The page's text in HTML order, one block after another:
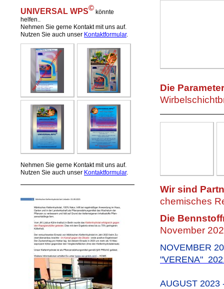
UNIVERSAL WPS© könnte
helfen..
Nehmen Sie gerne Kontakt mit uns auf.
Nutzen Sie auch unser Kontaktformular.
Nehmen Sie gerne Kontakt mit uns auf.
Nutzen Sie auch unser Kontaktformular.
Die
Wir sind
chemisches
Die
November
NOVEMBER
"VERENA"
AUGUST 2023